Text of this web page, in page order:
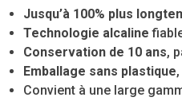
Jusqu’à 100% plus
Technologie alcaline
Conservation de 10 ans,
Emballage sans plastique
Convient à une large